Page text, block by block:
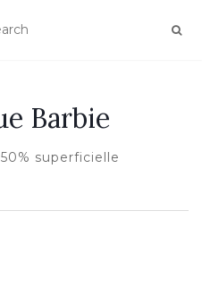
Barbie
superficielle